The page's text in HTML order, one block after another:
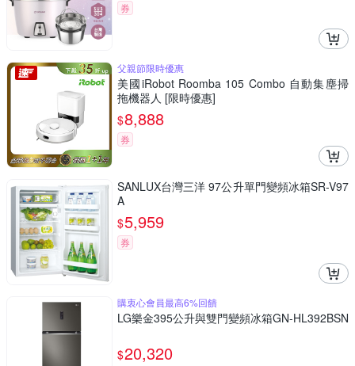
券
父親節限時優惠
美國iRobot Roomba 105 Combo 自動集塵掃
拖機器人 [限時優惠]
$8,888
券
SANLUX台灣三洋 97公升單門變頻冰箱SR-V97
A
$5,959
券
購衷心會員最高6%回饋
LG樂金395公升與雙門變頻冰箱GN-HL392BSN
$20,320